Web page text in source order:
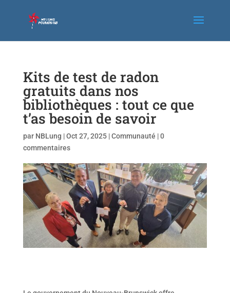
Kits de test de radon
gratuits dans nos
bibliothèques : tout ce que
t’as besoin de savoir
par NBLung |Oct 27, 2025|Communauté |0
commentaires